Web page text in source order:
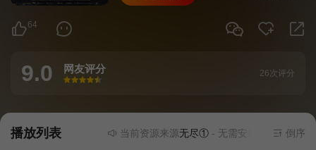
64
9.0 网友评分
很差
较差还行推荐力荐
26次评分
播放列表 当前资源来源无尽①- 无需安装任何插件 倒序